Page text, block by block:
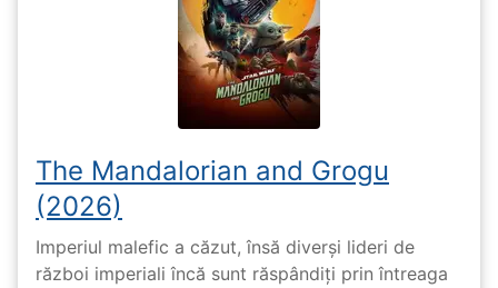
The Mandalorian and Grogu
(2026)
Imperiul malefic a căzut, însă diverși lideri de
război imperiali încă sunt răspândiți prin întreaga